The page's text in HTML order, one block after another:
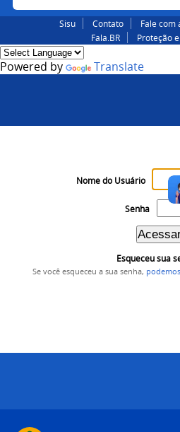
Sisu Contato
Fale com
Fala.BR
Proteção
Powered by Translate
Nome do Usuário
Senha
Esqueceu sua
Se você esqueceu a sua senha,